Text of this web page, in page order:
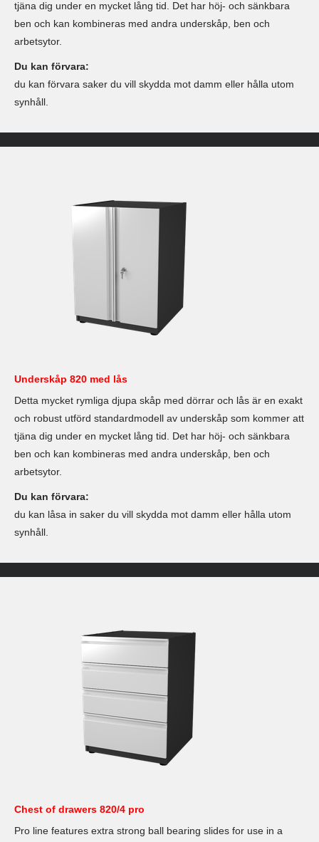
tjäna dig under en mycket lång tid. Det har höj- och sänkbara
ben och kan kombineras med andra underskåp, ben och
arbetsytor.
Du kan förvara:
du kan förvara saker du vill skydda mot damm eller hålla utom
synhåll.
Underskåp 820 med lås
Detta mycket rymliga djupa skåp med dörrar och lås är en exakt
och robust utförd standardmodell av underskåp som kommer att
tjäna dig under en mycket lång tid. Det har höj- och sänkbara
ben och kan kombineras med andra underskåp, ben och
arbetsytor.
Du kan förvara:
du kan låsa in saker du vill skydda mot damm eller hålla utom
synhåll.
Chest of drawers 820/4 pro
Pro line features extra strong ball bearing slides for use in a